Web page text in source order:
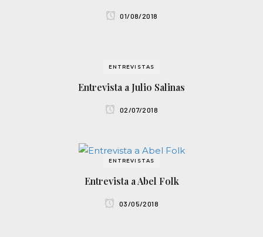
01/08/2018
ENTREVISTAS
Entrevista a Julio Salinas
02/07/2018
ENTREVISTAS
Entrevista a Abel Folk
03/05/2018